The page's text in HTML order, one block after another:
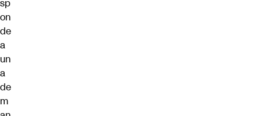
sp
on
de
a
un
a
de
m